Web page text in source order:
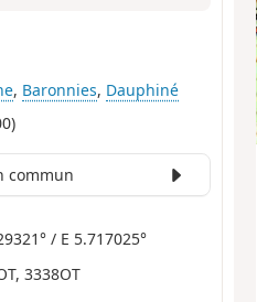
, Baronnies, Dauphiné
commun
/ E 5.717025°
3338OT